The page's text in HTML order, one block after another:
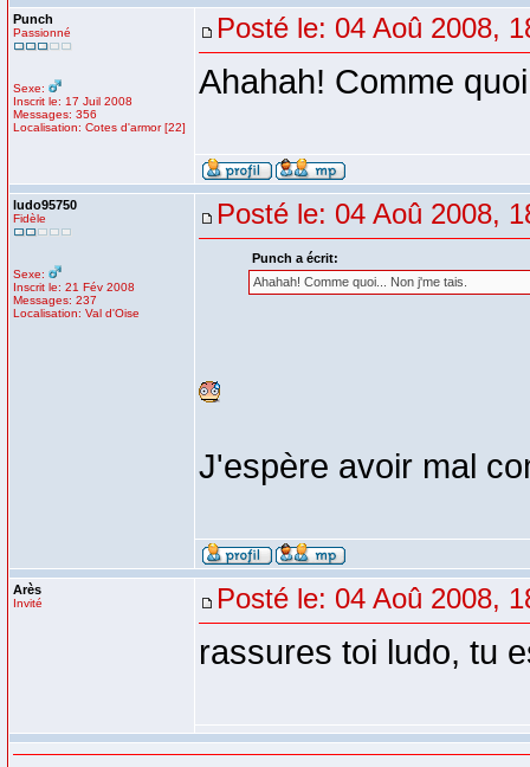
Punch
Passionné
Sexe:
Inscrit le: 17 Juil 2008
Messages: 356
Localisation: Cotes d'armor [22]
Posté le: 04 Aoû 2008,
Ahahah! Comme
ludo95750
Fidèle
Sexe:
Inscrit le: 21 Fév 2008
Messages: 237
Localisation: Val d'Oise
Posté le: 04 Aoû 2008,
Punch a écrit:
Ahahah! Comme quoi... Non j'me tais.
J'espère avoir mal
Arès
Invité Posté le: 04 Aoû 2008,
rassures toi ludo, tu